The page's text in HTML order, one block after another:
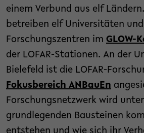
einem Verbund aus elf
betreiben elf Universitäten und
Forschungszentren im GLOW-
der LOFAR-Stationen. An der
Bielefeld ist die LOFAR-
Fokusbereich ANBauEn
Forschungsnetzwerk wird
grundlegenden Bausteinen